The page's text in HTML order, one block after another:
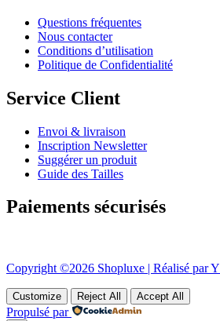
Questions fréquentes
Nous contacter
Conditions d’utilisation
Politique de Confidentialité
Service Client
Envoi & livraison
Inscription Newsletter
Suggérer un produit
Guide des Tailles
Paiements sécurisés
Copyright ©2026 Shopluxe | Réalisé par
Customize Reject All Accept All
Propulsé par